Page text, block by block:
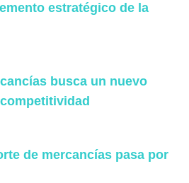
estratégico de la
busca un nuevo
de mercancías pasa por